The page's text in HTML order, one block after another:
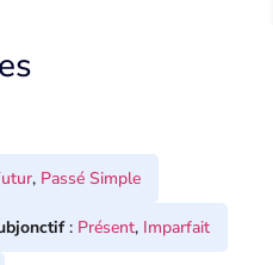
, Passé Simple
: Présent, Imparfait